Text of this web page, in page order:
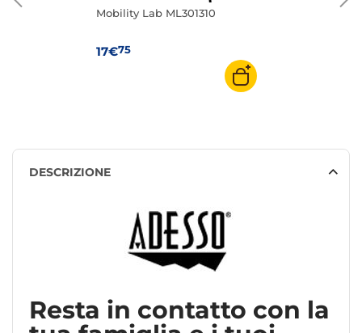
Mobility Lab ML301310
17€75
DESCRIZIONE
Resta in contatto con la